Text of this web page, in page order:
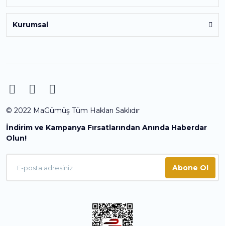
Kurumsal
© 2022 MaGümüş Tüm Hakları Saklıdır
İndirim ve Kampanya Fırsatlarından Anında Haberdar
Olun!
Abone Ol